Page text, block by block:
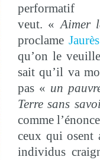
performatif
veut. «Aimer
proclame Jaurès
qu’on le
sait qu’il va
pas « un
Terre sans
comme
ceux qui osent
individus